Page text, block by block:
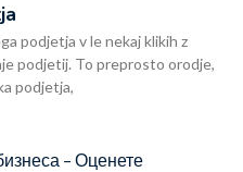
podjetja v le nekaj klikih z
podjetij. To preprosto orodje,
podjetja,